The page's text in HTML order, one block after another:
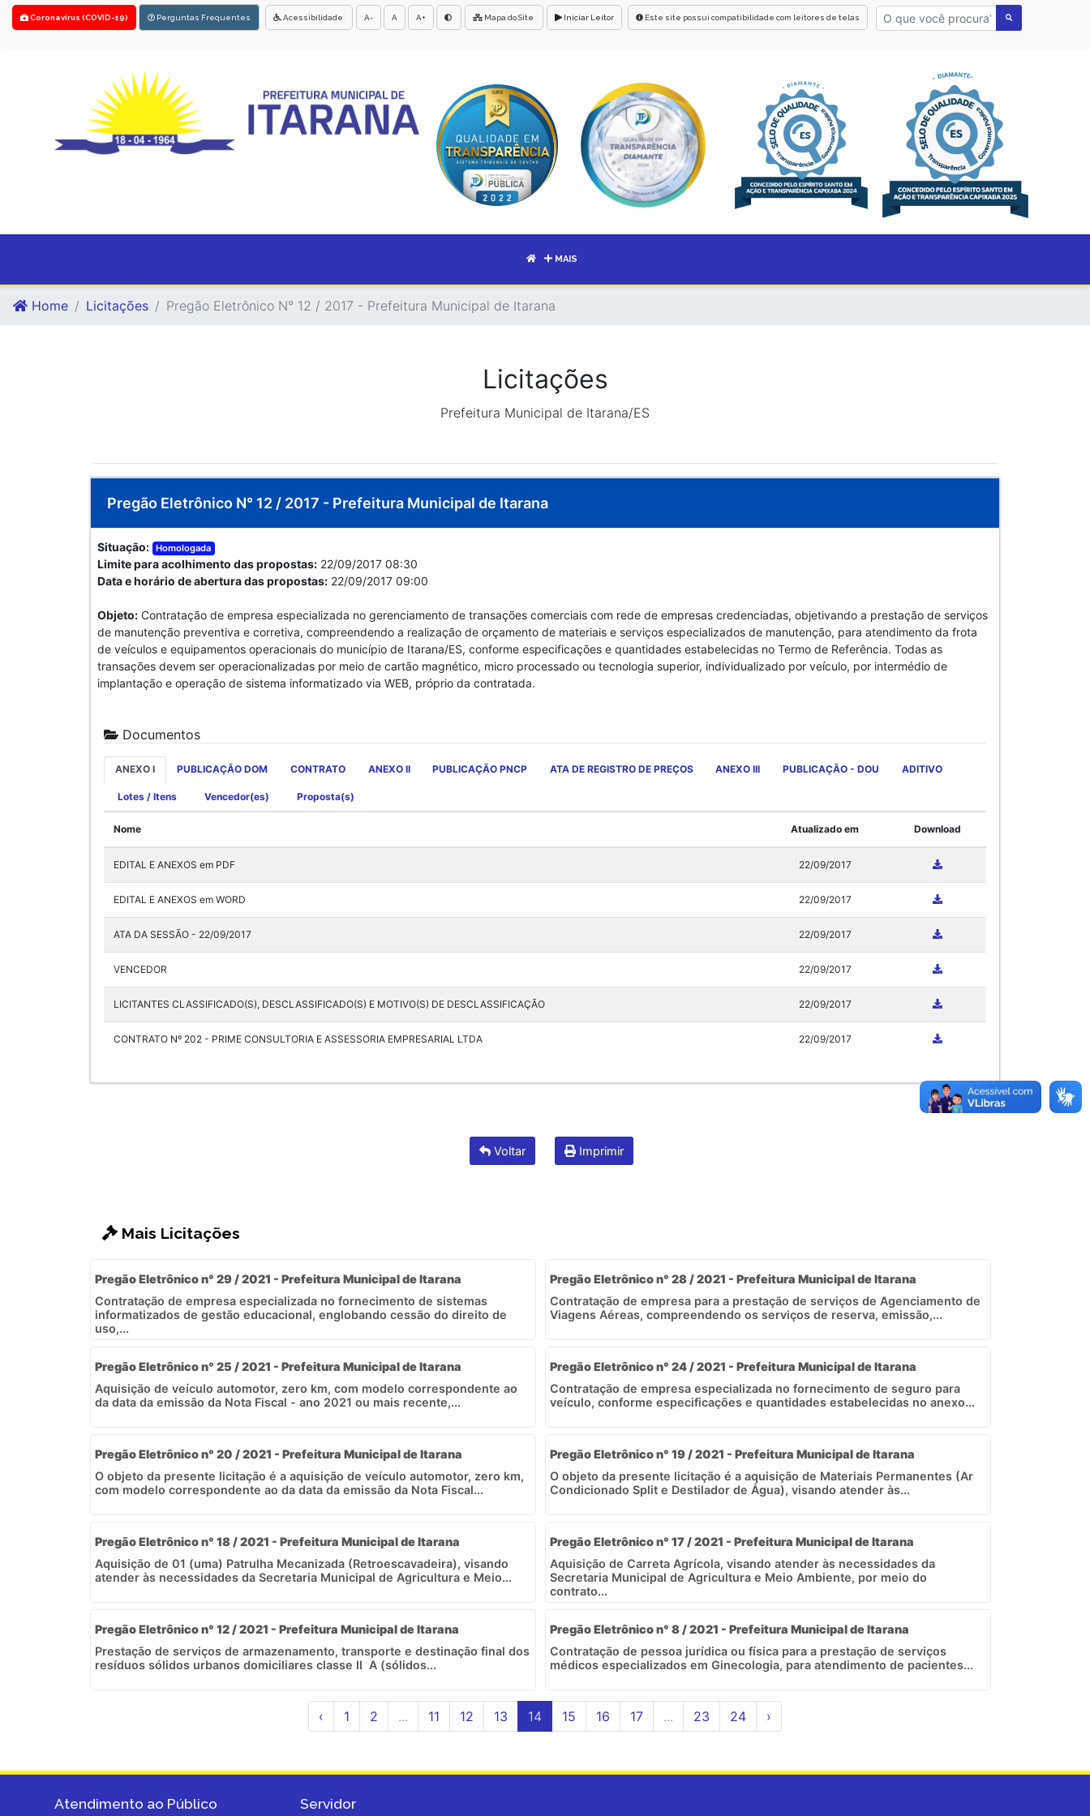
Coronavírus (COVID-19) Perguntas Frequentes Acessibilidade A- A A+ Mapa do Site Iniciar Leitor Este site possui compatibilidade com leitores de telas
MAIS
Home Licitações Pregão Eletrônico N° 12 / 2017 - Prefeitura Municipal de Itarana
Licitações
Prefeitura Municipal de Itarana/ES
Pregão Eletrônico N° 12 / 2017 - Prefeitura Municipal de Itarana
Situação: Homologada
Limite para acolhimento das propostas: 22/09/2017 08:30
Data e horário de abertura das propostas: 22/09/2017 09:00
Objeto: Contratação de empresa especializada no gerenciamento de transações comerciais com rede de empresas credenciadas, objetivando a prestação de serviços
de manutenção preventiva e corretiva, compreendendo a realização de orçamento de materiais e serviços especializados de manutenção, para atendimento da frota
de veículos e equipamentos operacionais do município de Itarana/ES, conforme especificações e quantidades estabelecidas no Termo de Referência. Todas as
transações devem ser operacionalizadas por meio de cartão magnético, micro processado ou tecnologia superior, individualizado por veículo, por intermédio de
implantação e operação de sistema informatizado via WEB, próprio da contratada.
Documentos
ANEXO I PUBLICAÇÃO DOM CONTRATO ANEXO II PUBLICAÇÃO PNCP ATA DE REGISTRO DE PREÇOS ANEXO III PUBLICAÇÃO - DOU ADITIVO
Lotes / Itens Vencedor(es) Proposta(s)
Nome Atualizado em Download
EDITAL E ANEXOS em PDF 22/09/2017
EDITAL E ANEXOS em WORD 22/09/2017
ATA DA SESSÃO - 22/09/2017 22/09/2017
VENCEDOR 22/09/2017
LICITANTES CLASSIFICADO(S), DESCLASSIFICADO(S) E MOTIVO(S) DE DESCLASSIFICAÇÃO 22/09/2017
CONTRATO Nº 202 - PRIME CONSULTORIA E ASSESSORIA EMPRESARIAL LTDA 22/09/2017
Voltar Imprimir
Mais Licitações
Pregão Eletrônico n° 29 / 2021 - Prefeitura Municipal de Itarana
Contratação de empresa especializada no fornecimento de sistemas
informatizados de gestão educacional, englobando cessão do direito de
uso,...
Pregão Eletrônico n° 28 / 2021 - Prefeitura Municipal de Itarana
Contratação de empresa para a prestação de serviços de Agenciamento de
Viagens Aéreas, compreendendo os serviços de reserva, emissão,...
Pregão Eletrônico n° 25 / 2021 - Prefeitura Municipal de Itarana
Aquisição de veículo automotor, zero km, com modelo correspondente ao
da data da emissão da Nota Fiscal - ano 2021 ou mais recente,...
Pregão Eletrônico n° 24 / 2021 - Prefeitura Municipal de Itarana
Contratação de empresa especializada no fornecimento de seguro para
veículo, conforme especificações e quantidades estabelecidas no anexo...
Pregão Eletrônico n° 20 / 2021 - Prefeitura Municipal de Itarana
O objeto da presente licitação é a aquisição de veículo automotor, zero km,
com modelo correspondente ao da data da emissão da Nota Fiscal...
Pregão Eletrônico n° 19 / 2021 - Prefeitura Municipal de Itarana
O objeto da presente licitação é a aquisição de Materiais Permanentes (Ar
Condicionado Split e Destilador de Água), visando atender às...
Pregão Eletrônico n° 18 / 2021 - Prefeitura Municipal de Itarana
Aquisição de 01 (uma) Patrulha Mecanizada (Retroescavadeira), visando
atender às necessidades da Secretaria Municipal de Agricultura e Meio...
Pregão Eletrônico n° 17 / 2021 - Prefeitura Municipal de Itarana
Aquisição de Carreta Agrícola, visando atender às necessidades da
Secretaria Municipal de Agricultura e Meio Ambiente, por meio do
contrato...
Pregão Eletrônico n° 12 / 2021 - Prefeitura Municipal de Itarana
Prestação de serviços de armazenamento, transporte e destinação final dos
resíduos sólidos urbanos domiciliares classe II  A (sólidos...
Pregão Eletrônico n° 8 / 2021 - Prefeitura Municipal de Itarana
Contratação de pessoa jurídica ou física para a prestação de serviços
médicos especializados em Ginecologia, para atendimento de pacientes...
‹ 1 2 ... 11 12 13 14 15 16 17 ... 23 24 ›
Atendimento ao Público Servidor